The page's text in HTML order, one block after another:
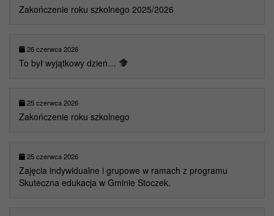
Zakończenie roku szkolnego 2025/2026
26 czerwca 2026
To był wyjątkowy dzień…
25 czerwca 2026
Zakończenie roku szkolnego
25 czerwca 2026
Zajęcia indywidualne i grupowe w ramach z programu
Skuteczna edukacja w Gminie Stoczek.